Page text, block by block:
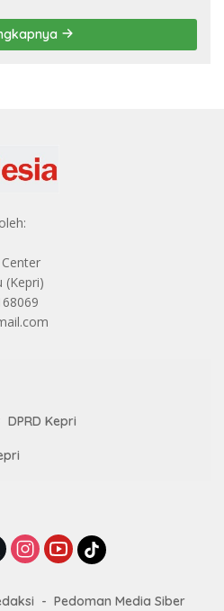
(Kepri)
DPRD Kepri
Pedoman Media Siber